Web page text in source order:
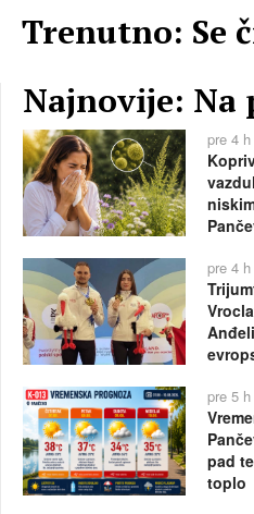
Trenutno: Se
Najnovije: Na
pre 4 h
pre 4 h
pre 5 h
pad
toplo